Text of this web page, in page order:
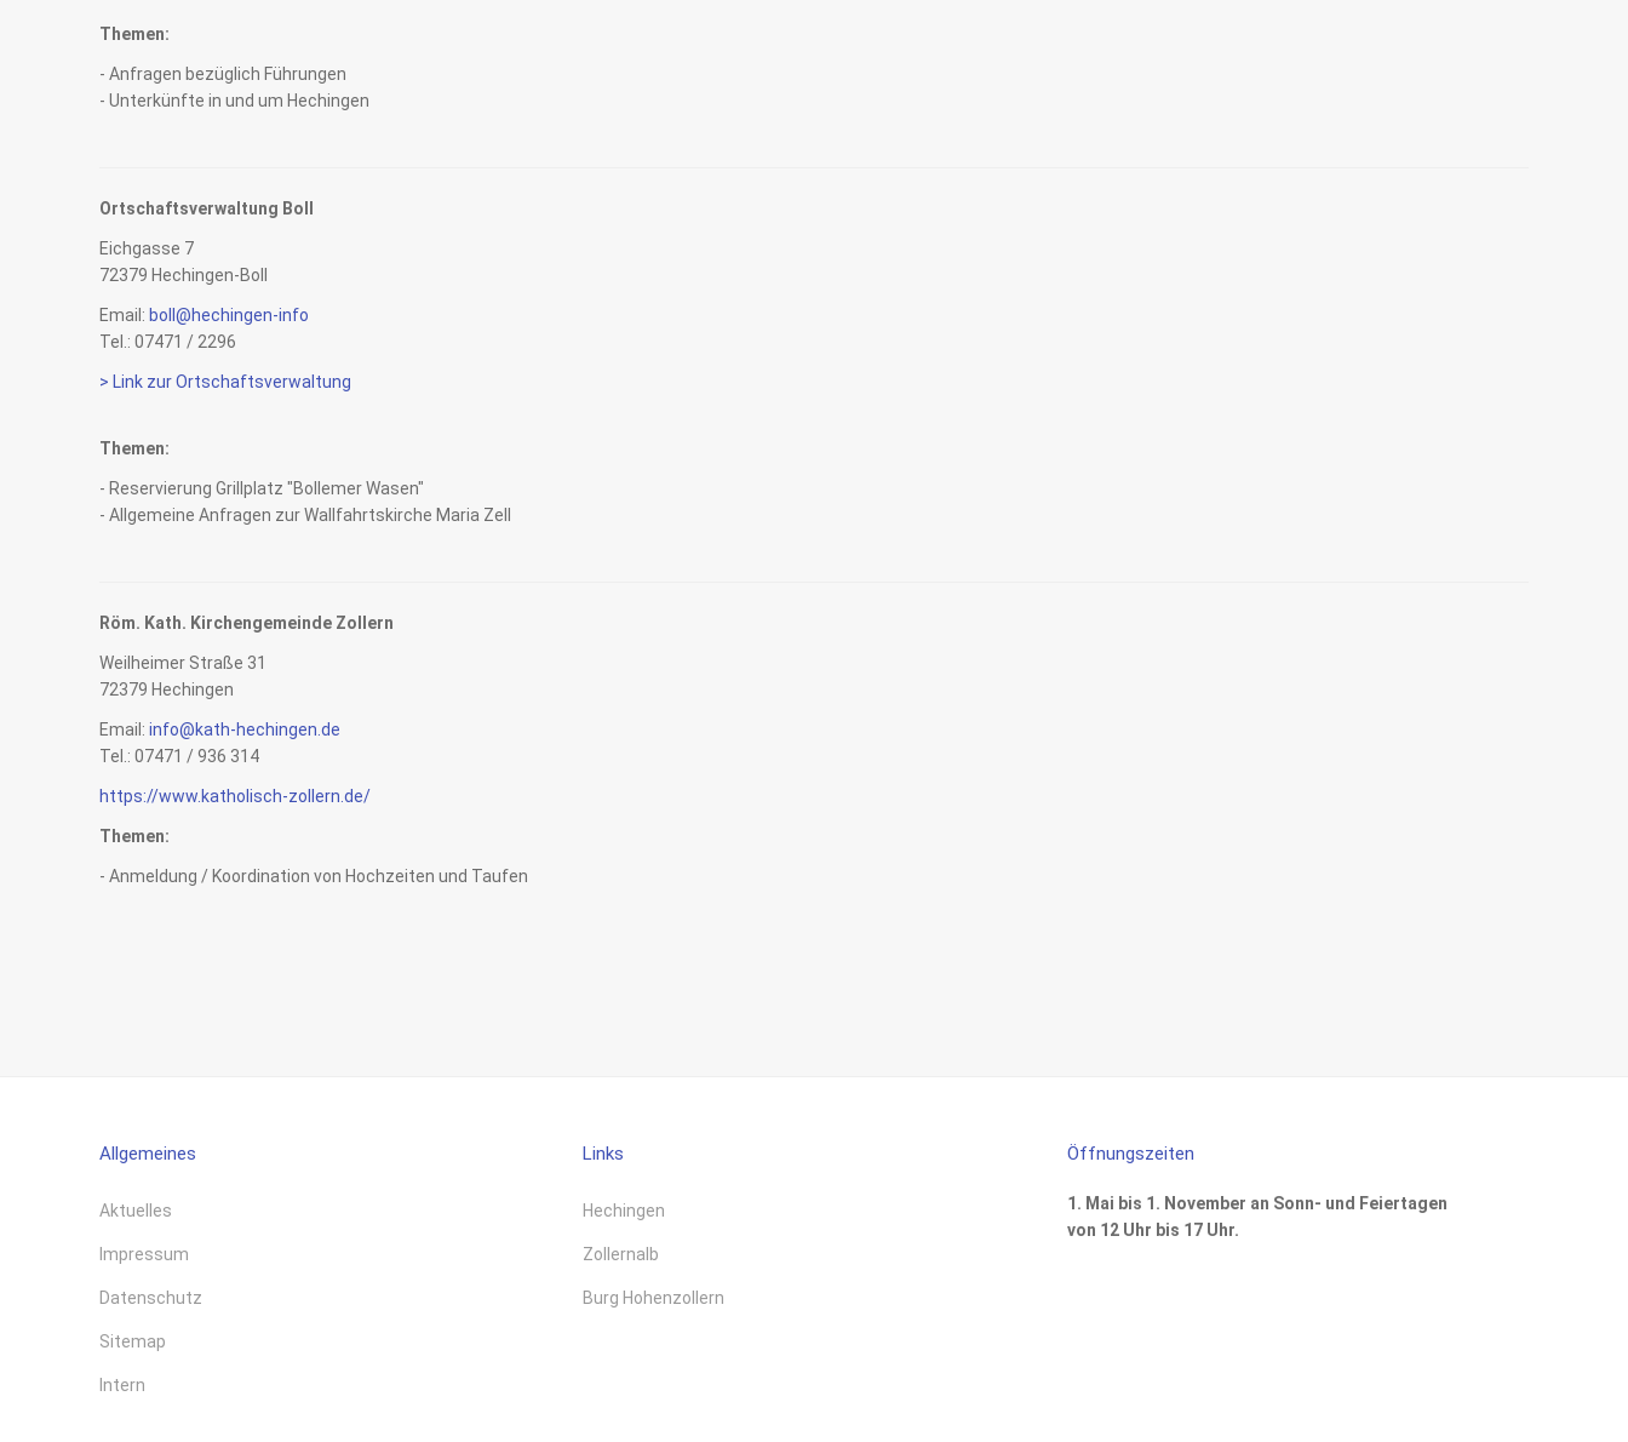
Themen:
- Anfragen bezüglich Führungen
- Unterkünfte in und um Hechingen
Ortschaftsverwaltung Boll
Eichgasse 7
72379 Hechingen-Boll
Email: boll@hechingen-info
Tel.: 07471 / 2296
> Link zur Ortschaftsverwaltung
Themen:
- Reservierung Grillplatz "Bollemer Wasen"
- Allgemeine Anfragen zur Wallfahrtskirche Maria Zell
Röm. Kath. Kirchengemeinde Zollern
Weilheimer Straße 31
72379 Hechingen
Email: info@kath-hechingen.de
Tel.: 07471 / 936 314
https://www.katholisch-zollern.de/
Themen:
- Anmeldung / Koordination von Hochzeiten und Taufen
Allgemeines
Aktuelles
Impressum
Datenschutz
Sitemap
Intern
Links
Hechingen
Zollernalb
Burg Hohenzollern
Öffnungszeiten
1. Mai bis 1. November an Sonn- und Feiertagen
von 12 Uhr bis 17 Uhr.